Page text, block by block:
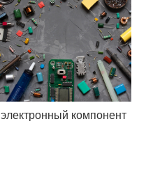
электронный компонент